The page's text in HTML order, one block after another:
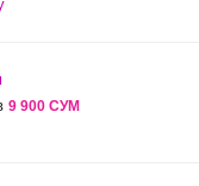
9 900 СУМ